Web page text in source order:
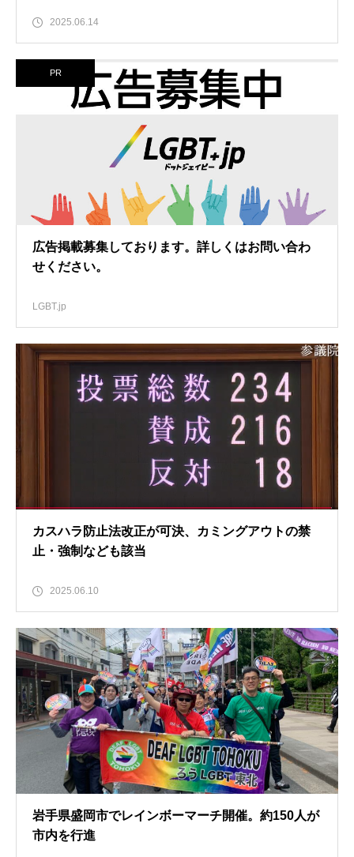
2025.06.14
PR
広告掲載募集しております。詳しくはお問い合わ
せください。
LGBT.jp
カスハラ防止法改正が可決、カミングアウトの禁
止・強制なども該当
2025.06.10
岩手県盛岡市でレインボーマーチ開催。約150人が
市内を行進